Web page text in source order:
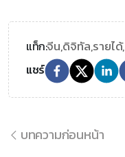
แท็ก:จีน,ดิจิทัล,รายได้,
แชร์
บทความก่อนหน้า